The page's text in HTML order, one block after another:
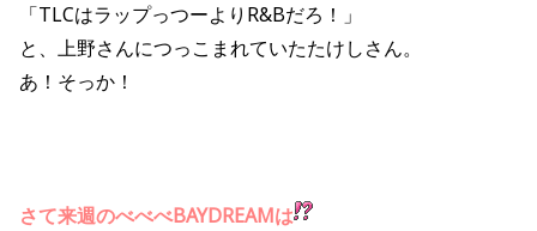
「TLCはラップっつーよりR&Bだろ！」
と、上野さんにつっこまれていたたけしさん。
あ！そっか！
さて来週のべべべBAYDREAMは